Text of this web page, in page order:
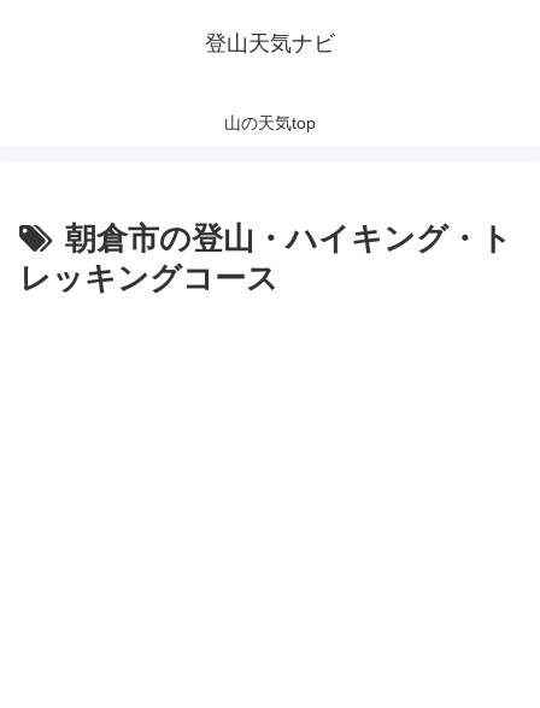
登山天気ナビ
山の天気top
朝倉市の登山・ハイキング・ト
レッキングコース